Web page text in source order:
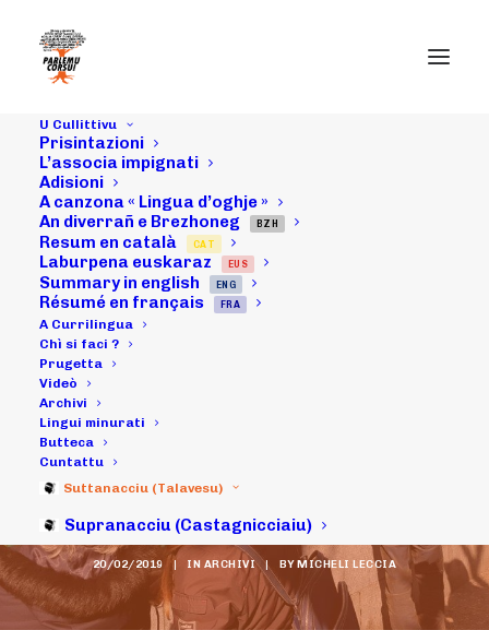
U Cullittivu
Prisintazioni
L’associa impignati
Adisioni
A canzona « Lingua d’oghje »
An diverrañ e Brezhoneg
BZH
Resum en català CAT
Laburpena euskaraz EUS
Summary in english ENG
Résumé en français FRA
A Currilingua
Chì si faci ?
Prugetta
Videò
Archivi
Lingui minurati
Butteca
Cuntattu
Suttanacciu (Talavesu)
Supranacciu (Castagnicciaiu)
20/02/19 :
Cunfarenza
davanti à a
Prifittura in
Aiacciu : “LCC =
Patrimoniu
Mundiali, Micca
Uzziunali !”
20/02/2019 | IN ARCHIVI | BYMICHELI LECCIA